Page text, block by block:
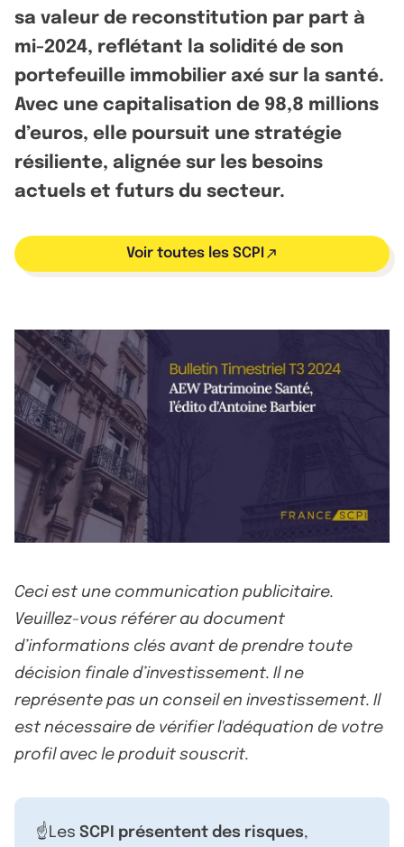
sa valeur de reconstitution par part à
mi-2024, reflétant la solidité de son
portefeuille immobilier axé sur la santé.
Avec une capitalisation de 98,8 millions
d’euros, elle poursuit une stratégie
résiliente, alignée sur les besoins
actuels et futurs du secteur.
Voir toutes les SCPI
Ceci est une communication publicitaire.
Veuillez-vous référer au document
d’informations clés avant de prendre toute
décision finale d’investissement. Il ne
représente pas un conseil en investissement. Il
est nécessaire de vérifier l'adéquation de votre
profil avec le produit souscrit.
☝️Les SCPI présentent des risques,